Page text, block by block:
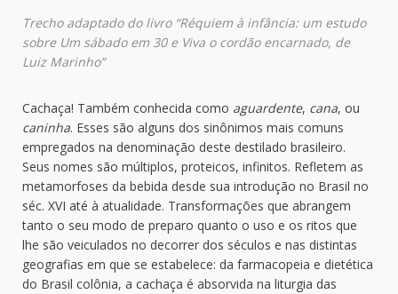
Trecho adaptado do livro “Réquiem à infância: um estudo
sobre Um sábado em 30 e Viva o cordão encarnado, de
Luiz Marinho”
Cachaça! Também conhecida como aguardente, cana, ou
caninha. Esses são alguns dos sinônimos mais comuns
empregados na denominação deste destilado brasileiro.
Seus nomes são múltiplos, proteicos, infinitos. Refletem as
metamorfoses da bebida desde sua introdução no Brasil no
séc. XVI até à atualidade. Transformações que abrangem
tanto o seu modo de preparo quanto o uso e os ritos que
lhe são veiculados no decorrer dos séculos e nas distintas
geografias em que se estabelece: da farmacopeia e dietética
do Brasil colônia, a cachaça é absorvida na liturgia das